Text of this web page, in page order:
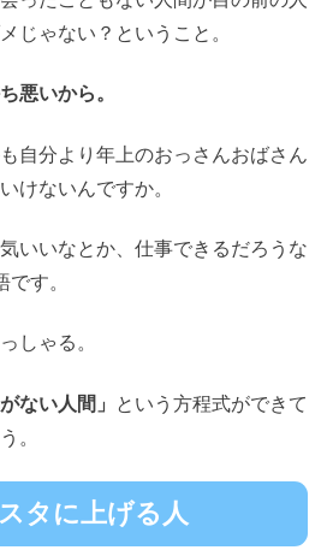
じゃない？ということ。
悪いから。
自分より年上のおっさんおばさん
けないんですか。
いいなとか、仕事できるだろうな
す。
しゃる。
ない人間」
という方程式ができて
。
タに上げる人